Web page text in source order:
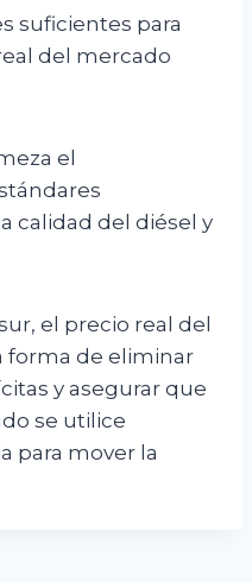
suficientes para
del mercado
el
calidad del diésel y
el precio real del
forma de eliminar
y asegurar que
se utilice
para mover la